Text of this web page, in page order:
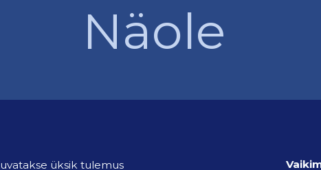
Näole
üksik tulemus